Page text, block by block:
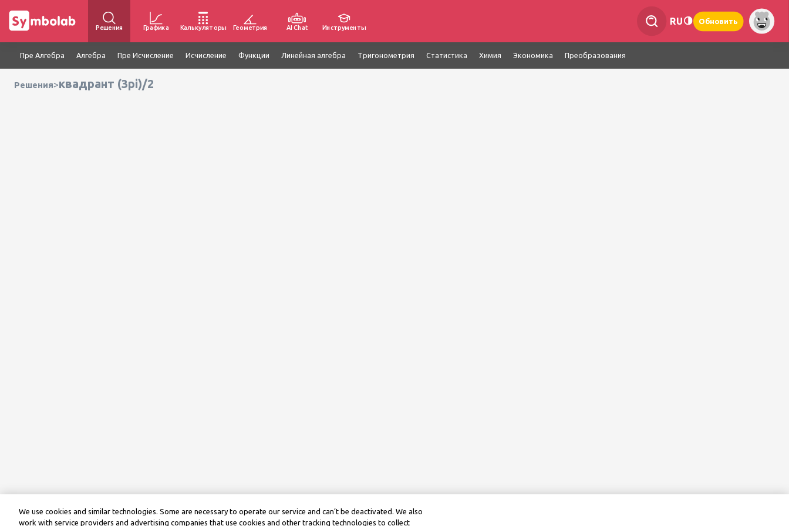
Решения Графика Калькуляторы Геометрия AI Chat Инструменты
RU Обновить
Пре Алгебра Алгебра Пре Исчисление Исчисление Функции Линейная алгебра Тригонометрия Статистика Химия Экономика Преобразования
Решения>квадрант (3pi)/2
We use cookies and similar technologies. Some are necessary to operate our service and can’t be deactivated. We also
work with service providers and advertising companies that use cookies and other tracking technologies to collect